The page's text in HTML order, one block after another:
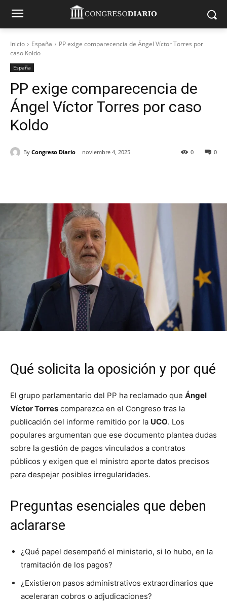
Inicio España
PP exige comparecencia de Ángel Víctor Torres por
caso Koldo
España
PP exige comparecencia de
Ángel Víctor Torres por caso
Koldo
By Congreso Diario noviembre 4, 2025 0
0
Qué solicita la oposición y por qué
El grupo parlamentario del PP ha reclamado que Ángel
Víctor Torres comparezca en el Congreso tras la
publicación del informe remitido por la UCO. Los
populares argumentan que ese documento plantea dudas
sobre la gestión de pagos vinculados a contratos
públicos y exigen que el ministro aporte datos precisos
para despejar posibles irregularidades.
Preguntas esenciales que deben
aclararse
¿Qué papel desempeñó el ministerio, si lo hubo, en la
tramitación de los pagos?
¿Existieron pasos administrativos extraordinarios que
aceleraran cobros o adjudicaciones?